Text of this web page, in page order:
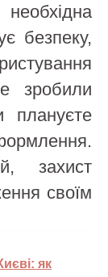
безпеку,
зробили
плануєте
захист
своїм
як